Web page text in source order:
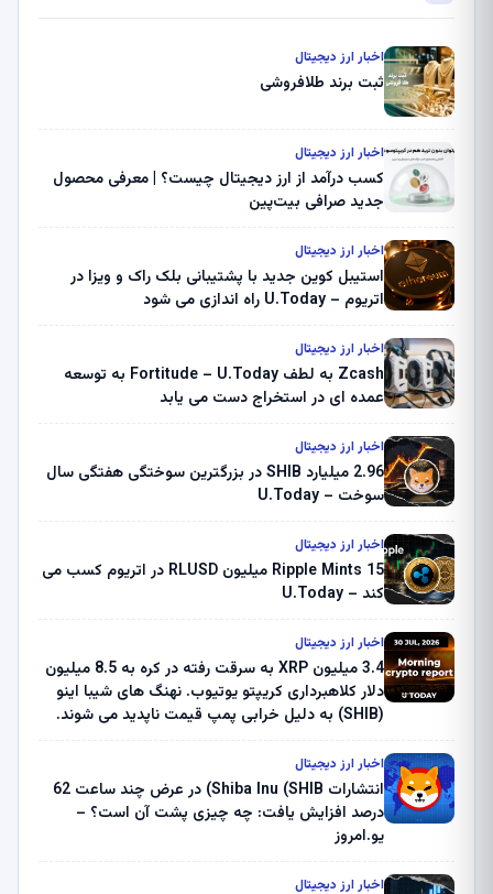
اخبار ارز دیجیتال
ثبت برند طلافروشی
اخبار ارز دیجیتال
کسب درآمد از ارز دیجیتال چیست؟ | معرفی محصول
جدید صرافی بیت‌پین
اخبار ارز دیجیتال
استیبل کوین جدید با پشتیبانی بلک راک و ویزا در
اتریوم – U.Today راه اندازی می شود
اخبار ارز دیجیتال
Zcash به لطف Fortitude – U.Today به توسعه
عمده ای در استخراج دست می یابد
اخبار ارز دیجیتال
2.96 میلیارد SHIB در بزرگترین سوختگی هفتگی سال
سوخت – U.Today
اخبار ارز دیجیتال
Ripple Mints 15 میلیون RLUSD در اتریوم کسب می
کند – U.Today
اخبار ارز دیجیتال
3.4 میلیون XRP به سرقت رفته در کره به 8.5 میلیون
دلار کلاهبرداری کریپتو یوتیوب. نهنگ های شیبا اینو
(SHIB) به دلیل خرابی پمپ قیمت ناپدید می شوند.
ثبت کرد – گزارش کریپتو صبح – U.Today
اخبار ارز دیجیتال
انتشارات Shiba Inu (SHIB) در عرض چند ساعت 62
درصد افزایش یافت: چه چیزی پشت آن است؟ –
یو.امروز
اخبار ارز دیجیتال